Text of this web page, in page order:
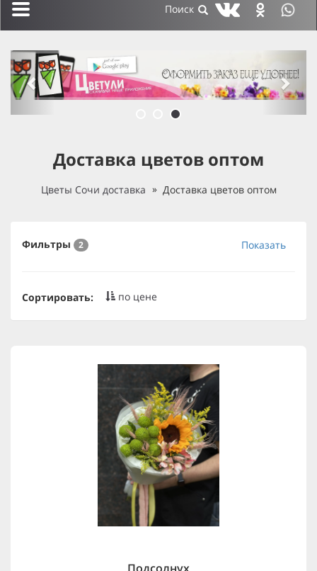
Toggle
previous
Доставка цветов оптом
Цветы Сочи доставка Доставка цветов оптом
Фильтры 2 Показать
Сортировать: по цене